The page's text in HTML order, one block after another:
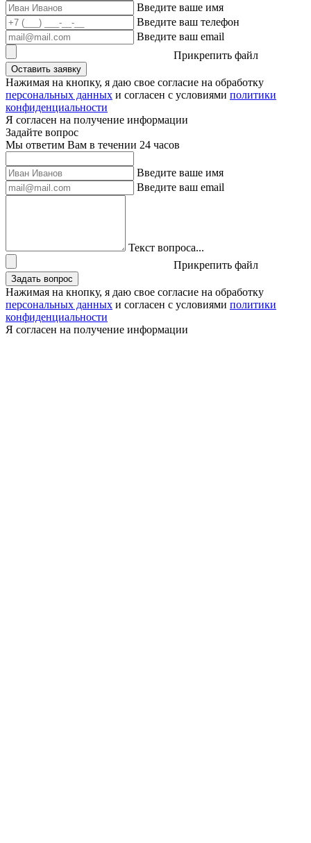
Введите ваше имя
Введите ваш телефон
Введите ваш email
Прикрепить файл
Оставить заявку
Нажимая на кнопку, я даю свое согласие на обработку
персональных данных и согласен с условиями политики
конфиденциальности
Я согласен на получение информации
Задайте вопрос
Мы ответим Вам в течении 24 часов
Введите ваше имя
Введите ваш email
Текст вопроса...
Прикрепить файл
Задать вопрос
Нажимая на кнопку, я даю свое согласие на обработку
персональных данных и согласен с условиями политики
конфиденциальности
Я согласен на получение информации